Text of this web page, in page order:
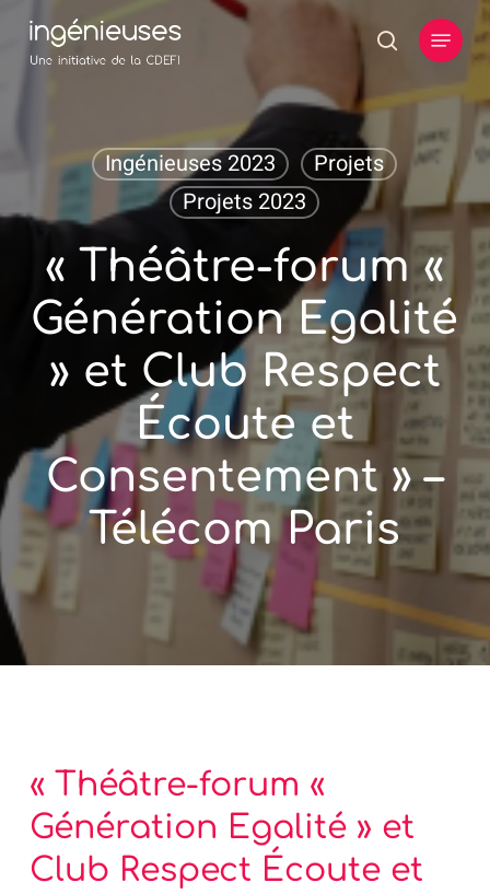
Skip
search
Menu
Ingénieuses 2023
Projets
Projets 2023
« Théâtre-forum «
Génération Egalité
» et Club Respect
Écoute et
Consentement » –
Télécom Paris
« Théâtre-forum «
Génération Egalité » et
Club Respect Écoute et